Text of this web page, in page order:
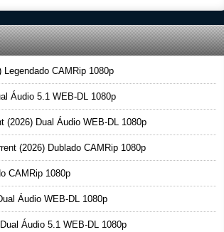
CAMRip 1080p
Áudio 5.1 WEB-DL 1080p
(2026) Dual Áudio WEB-DL 1080p
(2026) Dublado CAMRip 1080p
CAMRip 1080p
Áudio WEB-DL 1080p
Áudio 5.1 WEB-DL 1080p